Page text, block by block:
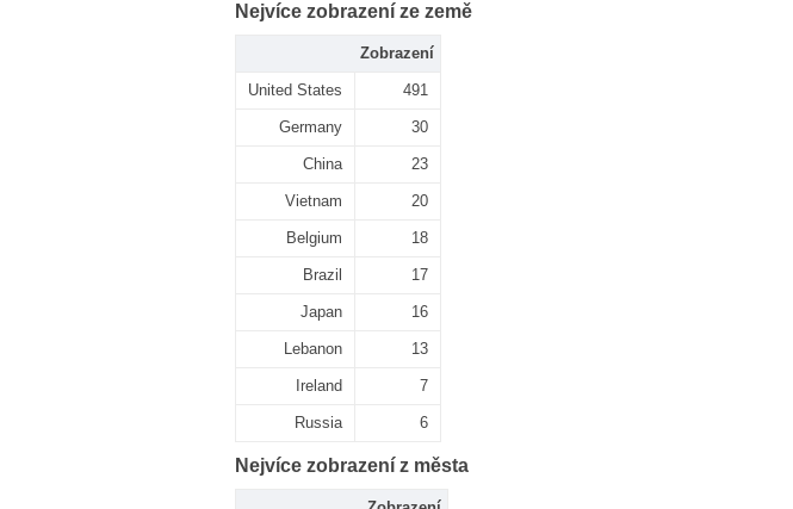
Nejvíce zobrazení ze země
Zobrazení
United States 491
Germany 30
China 23
Vietnam 20
Belgium 18
Brazil 17
Japan 16
Lebanon 13
Ireland 7
Russia 6
Nejvíce zobrazení z města